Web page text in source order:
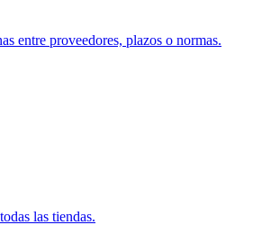
entre proveedores, plazos o normas.
las tiendas.